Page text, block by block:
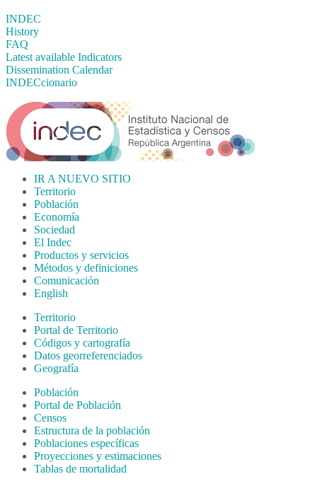
INDEC
History
FAQ
Latest available Indicators
Dissemination Calendar
INDECcionario
IR A NUEVO SITIO
Territorio
Población
Economía
Sociedad
El Indec
Productos y servicios
Métodos y definiciones
Comunicación
English
Territorio
Portal de Territorio
Códigos y cartografía
Datos georreferenciados
Geografía
Población
Portal de Población
Censos
Estructura de la población
Poblaciones específicas
Proyecciones y estimaciones
Tablas de mortalidad